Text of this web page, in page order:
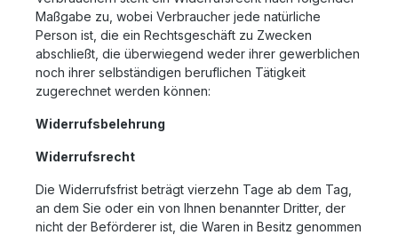
Maßgabe zu, wobei Verbraucher jede natürliche
Person ist, die ein Rechtsgeschäft zu Zwecken
abschließt, die überwiegend weder ihrer gewerblichen
noch ihrer selbständigen beruflichen Tätigkeit
zugerechnet werden können:
Widerrufsbelehrung
Widerrufsrecht
Die Widerrufsfrist beträgt vierzehn Tage ab dem Tag,
an dem Sie oder ein von Ihnen benannter Dritter, der
nicht der Beförderer ist, die Waren in Besitz genommen